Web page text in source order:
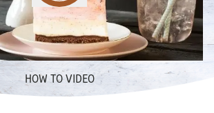
HOW TO VIDEO